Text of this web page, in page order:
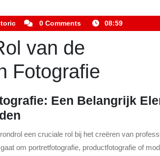
kemmelhistoric
0 Comments 08:59
van de
Fotografie
Een Belangrijk
een cruciale rol bij het creëren van
om portretfotografie, productfotografie of